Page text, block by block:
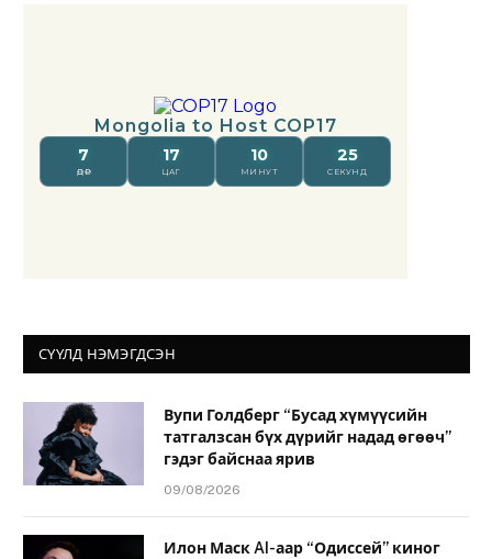
СҮҮЛД НЭМЭГДСЭН
Вупи Голдберг “Бусад хүмүүсийн
татгалзсан бүх дүрийг надад өгөөч”
гэдэг байснаа ярив
09/08/2026
Илон Маск AI-аар “Одиссей” киног